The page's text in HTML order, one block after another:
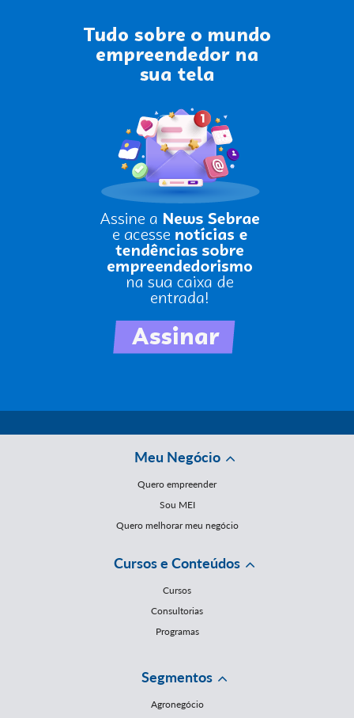
Meu Negócio
Quero empreender
Sou MEI
Quero melhorar meu negócio
Cursos e Conteúdos
Cursos
Consultorias
Programas
Segmentos
Agronegócio